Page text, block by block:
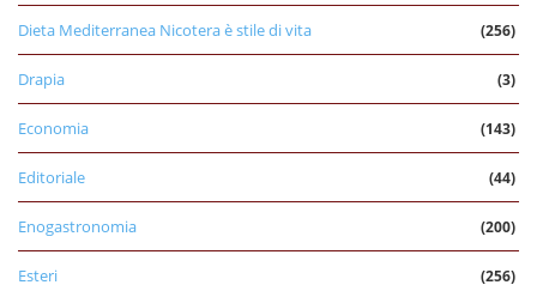
Dieta Mediterranea Nicotera è stile di vita (256)
Drapia (3)
Economia (143)
Editoriale (44)
Enogastronomia (200)
Esteri (256)